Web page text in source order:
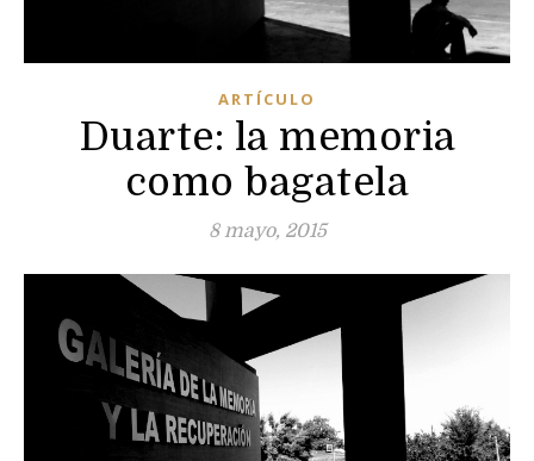
ARTÍCULO
Duarte: la memoria
como bagatela
8 mayo, 2015